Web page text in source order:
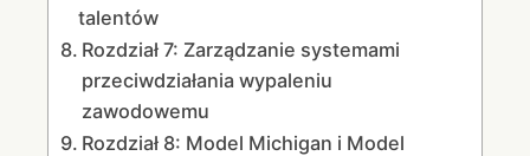
talentów
Rozdział 7: Zarządzanie systemami
przeciwdziałania wypaleniu
zawodowemu
Rozdział 8: Model Michigan i Model